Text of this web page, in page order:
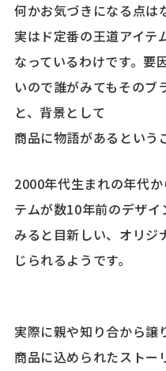
何かお気づきになる点は
実はド定番の王道アイテ
なっているわけです。要
いので誰がみてもそのブ
と、背景として
商品に物語があるという
2000年代生まれの年代
テムが数10年前のデザ
みると目新しい、オリジ
じられるようです。
実際に親や知り合から譲
商品に込められたストー